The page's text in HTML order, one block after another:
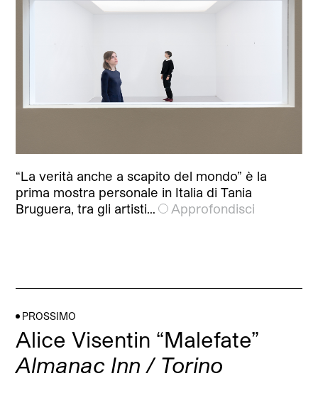
“La verità anche a scapito del mondo” è la
prima mostra personale in Italia di Tania
Bruguera, tra gli artisti…
Approfondisci
PROSSIMO
Alice Visentin “Malefate”
Almanac Inn / Torino